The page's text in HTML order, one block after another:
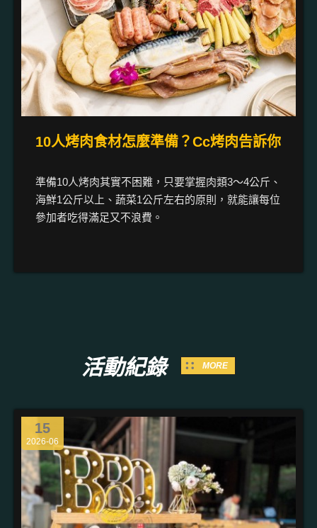
10人烤肉食材怎麼準備？Cc烤肉告訴你
準備10人烤肉其實不困難，只要掌握肉類3～4公斤、
海鮮1公斤以上、蔬菜1公斤左右的原則，就能讓每位
參加者吃得滿足又不浪費。
活動紀錄 MORE
15
2026-06